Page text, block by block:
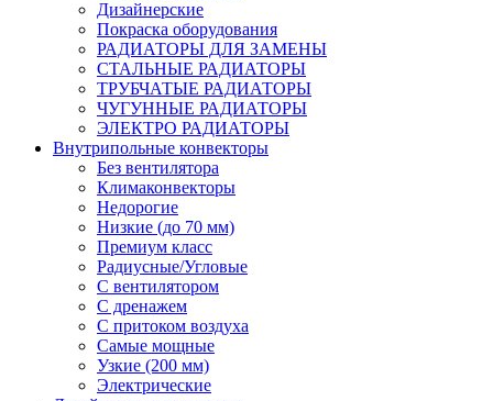
Дизайнерские
Покраска оборудования
РАДИАТОРЫ ДЛЯ ЗАМЕНЫ
СТАЛЬНЫЕ РАДИАТОРЫ
ТРУБЧАТЫЕ РАДИАТОРЫ
ЧУГУННЫЕ РАДИАТОРЫ
ЭЛЕКТРО РАДИАТОРЫ
Внутрипольные конвекторы
Без вентилятора
Климаконвекторы
Недорогие
Низкие (до 70 мм)
Премиум класс
Радиусные/Угловые
С вентилятором
С дренажем
С притоком воздуха
Самые мощные
Узкие (200 мм)
Электрические